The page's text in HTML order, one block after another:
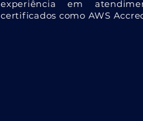
experiência em
certificados como AWS